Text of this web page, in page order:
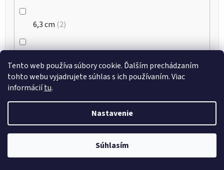
Tento web používa súbory cookie. Ďalším prechádzaním
tohto webu vyjadrujete súhlas s ich používaním. Viac
informáciítu.
Nastavenie
Súhlasím
6,3 cm 2
7,2 cm